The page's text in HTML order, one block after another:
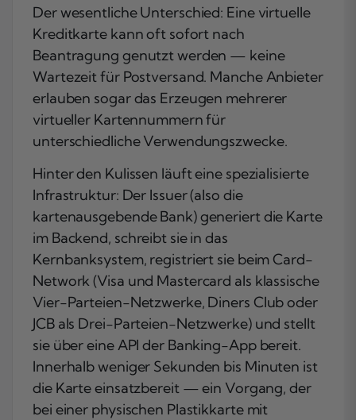
Der wesentliche Unterschied: Eine virtuelle
Kreditkarte kann oft sofort nach
Beantragung genutzt werden — keine
Wartezeit für Postversand. Manche Anbieter
erlauben sogar das Erzeugen mehrerer
virtueller Kartennummern für
unterschiedliche Verwendungszwecke.
Hinter den Kulissen läuft eine spezialisierte
Infrastruktur: Der Issuer (also die
kartenausgebende Bank) generiert die Karte
im Backend, schreibt sie in das
Kernbanksystem, registriert sie beim Card-
Network (Visa und Mastercard als klassische
Vier-Parteien-Netzwerke, Diners Club oder
JCB als Drei-Parteien-Netzwerke) und stellt
sie über eine API der Banking-App bereit.
Innerhalb weniger Sekunden bis Minuten ist
die Karte einsatzbereit — ein Vorgang, der
bei einer physischen Plastikkarte mit